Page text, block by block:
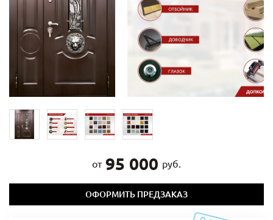
от 95 000 руб.
ОФОРМИТЬ ПРЕДЗАКАЗ